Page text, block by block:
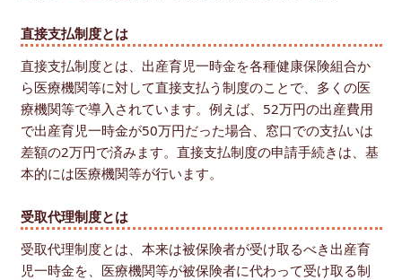
直接支払制度とは
直接支払制度とは、出産育児一時金を各種健康保険組合か
ら医療機関等に対して直接支払う制度のことで、多くの医
療機関等で導入されています。例えば、52万円の出産費用
で出産育児一時金が50万円だった場合、窓口での支払いは
差額の2万円で済みます。直接支払制度の申請手続きは、基
本的には医療機関等が行います。
受取代理制度とは
受取代理制度とは、本来は被保険者が受け取るべき出産育
児一時金を、医療機関等が被保険者に代わって受け取る制